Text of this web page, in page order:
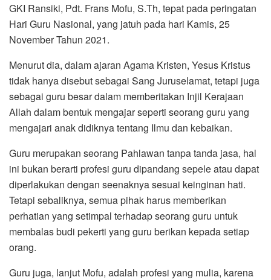
GKI Ransiki, Pdt. Frans Mofu, S.Th, tepat pada peringatan
Hari Guru Nasional, yang jatuh pada hari Kamis, 25
November Tahun 2021.
Menurut dia, dalam ajaran Agama Kristen, Yesus Kristus
tidak hanya disebut sebagai Sang Juruselamat, tetapi juga
sebagai guru besar dalam memberitakan Injil Kerajaan
Allah dalam bentuk mengajar seperti seorang guru yang
mengajari anak didiknya tentang Ilmu dan kebaikan.
Guru merupakan seorang Pahlawan tanpa tanda jasa, hal
ini bukan berarti profesi guru dipandang sepele atau dapat
diperlakukan dengan seenaknya sesuai keinginan hati.
Tetapi sebaliknya, semua pihak harus memberikan
perhatian yang setimpal terhadap seorang guru untuk
membalas budi pekerti yang guru berikan kepada setiap
orang.
Guru juga, lanjut Mofu, adalah profesi yang mulia, karena